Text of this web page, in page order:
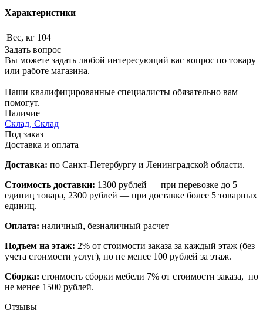
Характеристики
Вес, кг 104
Задать вопрос
Вы можете задать любой интересующий вас вопрос по товару
или работе магазина.
Наши квалифицированные специалисты обязательно вам
помогут.
Наличие
Склад, Склад
Под заказ
Доставка и оплата
Доставка: по Санкт-Петербургу и Ленинградской области.
Стоимость доставки: 1300 рублей — при перевозке до 5
единиц товара, 2300 рублей — при доставке более 5 товарных
единиц.
Оплата: наличный, безналичный расчет
Подъем на этаж: 2% от стоимости заказа за каждый этаж (без
учета стоимости услуг), но не менее 100 рублей за этаж.
Сборка: стоимость сборки мебели 7% от стоимости заказа, но
не менее 1500 рублей.
Отзывы